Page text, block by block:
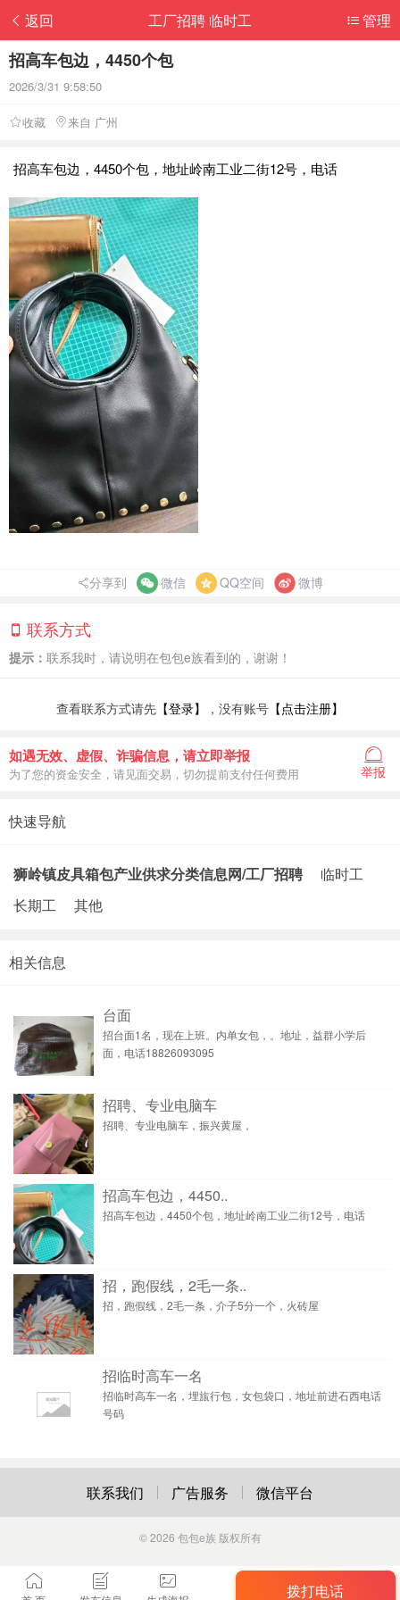
返回 管理
工厂招聘 临时工
招高车包边，4450个包
2026/3/31 9:58:50
收藏 来自 广州
招高车包边，4450个包，地址岭南工业二街12号，电话
分享到 微信 QQ空间 微博
联系方式
提示： 联系我时，请说明在包包e族看到的，谢谢！
查看联系方式请先 【登录】 ，没有账号 【点击注册】
如遇无效、虚假、诈骗信息，请立即举报
为了您的资金安全，请见面交易，切勿提前支付任何费用 举报
快速导航
狮岭镇皮具箱包产业供求分类信息网/工厂招聘
临时工
长期工
其他
相关信息
台面
招台面1名，现在上班。内单女包，。地址，益群小学后
面，电话18826093095
招聘、专业电脑车
招聘、专业电脑车，振兴黄屋，
招高车包边，4450..
招高车包边，4450个包，地址岭南工业二街12号，电话
招，跑假线，2毛一条..
招，跑假线，2毛一条，介子5分一个，火砖屋
招临时高车一名
招临时高车一名，埋旊行包，女包袋口，地址前进石西电话
号码
拨打电话
联系我们 广告服务 微信平台
© 2026 包包e族版权所有